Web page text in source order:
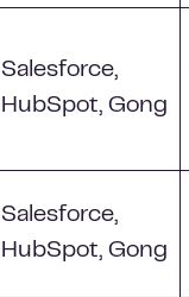
Salesforce,
HubSpot, Gong
Salesforce,
HubSpot, Gong